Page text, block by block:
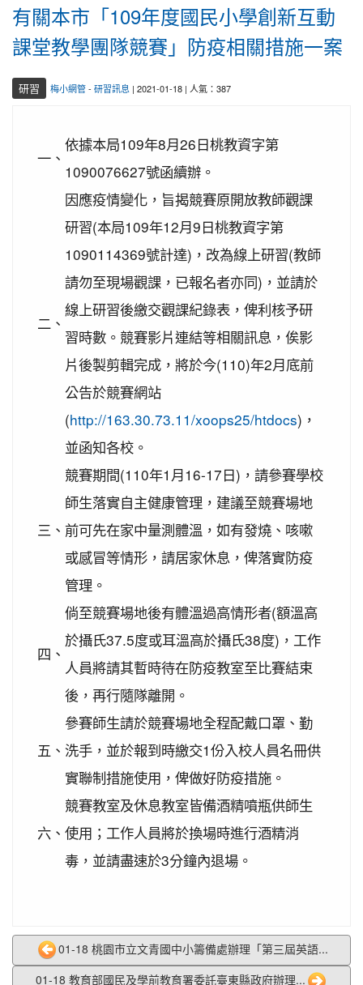
2020-12-31
本校學生參加109年桃園市理事長
盃溜冰錦標賽成績優異
2020-12-14
校聯合運動會楊梅區選拔賽成績優異
園圍棋對抗賽 成績優異
2020-11-17 賀!
本校學生參加臺北市109年第38屆
中正盃溜冰錦標賽成績優異
2020-11-16
賀!
恭賀本校六年四班學生林恩如參加
桃園市109年度「3Q達人故事甄選活動」，榮獲EQ
類(國小組)第二名
2020-11-06 賀!
本校學生參加2020年壢運盃羽球錦
標賽成績優異
2020-10-27 賀!
本校學生參加109年桃園市議長盃
跆拳道錦標賽成績優異
2020-10-27
本校學生參加109年桃園市議長盃
跆拳道錦標賽成績優異
2020-10-27
賀!
本校學生參加運動i台灣109年桃園
市平鎮楊梅區羽球社區聯誼賽成績優異
2020-10-27 賀!
本校學生參加109年第30屆會長盃
全國溜冰錦標賽成績優異
動選手訓練站羽球類區域性對抗賽成績優異
2020-10-21 賀!
恭喜本校六年六班花逸珊同學參加
「桃園市109學年度學生美術比賽」獲得繪畫類第三
名! 四年四班黃品憲同學獲得繪畫類佳作!
2020-10-05 賀!
本校學生參加109年新竹縣運動i台
灣社區羽球聯誼賽成績優異
2020-09-10 賀!
本校學生參加109年桃園市運動會-
市長盃滑輪溜冰錦標賽暨109年全民運動會代表隊選
拔賽成績優異
2020-09-04 賀!
本校學生參加2020YONEX一線入
魂全國國小羽球分齡賽成績優異
2020-07-15
本校學生參加2020年第六屆新北市
寶獅萊夏季理事長盃溜冰錦標賽成績優異
2020-07-08 賀!
本校學生參加109年桃園市運動會
市長盃溜冰錦標賽成績優異
績優異
2019-12-20 賀!
本校學生參加108年臺北市中正盃
羽球錦標賽成績優異
有關本市「109年度國民小學創新互動
課堂教學團隊競賽」防疫相關措施一案
研習 梅小網管- 研習訊息 | 2021-01-18 | 人氣：387
一、
依據本局109年8月26日桃教資字第
1090076627號函續辦。
二、
因應疫情變化，旨揭競賽原開放教師觀課
研習(本局109年12月9日桃教資字第
1090114369號計達)，改為線上研習(教師
請勿至現場觀課，已報名者亦同)，並請於
線上研習後繳交觀課紀錄表，俾利核予研
習時數。競賽影片連結等相關訊息，俟影
片後製剪輯完成，將於今(110)年2月底前
公告於競賽網站
(http://163.30.73.11/xoops25/htdocs)，
並函知各校。
三、
競賽期間(110年1月16-17日)，請參賽學校
師生落實自主健康管理，建議至競賽場地
前可先在家中量測體溫，如有發燒、咳嗽
或感冒等情形，請居家休息，俾落實防疫
管理。
四、
倘至競賽場地後有體溫過高情形者(額溫高
於攝氏37.5度或耳溫高於攝氏38度)，工作
人員將請其暫時待在防疫教室至比賽結束
後，再行隨隊離開。
五、
參賽師生請於競賽場地全程配戴口罩、勤
洗手，並於報到時繳交1份入校人員名冊供
實聯制措施使用，俾做好防疫措施。
六、
競賽教室及休息教室皆備酒精噴瓶供師生
使用；工作人員將於換場時進行酒精消
毒，並請盡速於3分鐘內退場。
01-18 桃園市立文青國中小籌備處辦理「第三屆英語...
01-18 教育部國民及學前教育署委託臺東縣政府辦理...